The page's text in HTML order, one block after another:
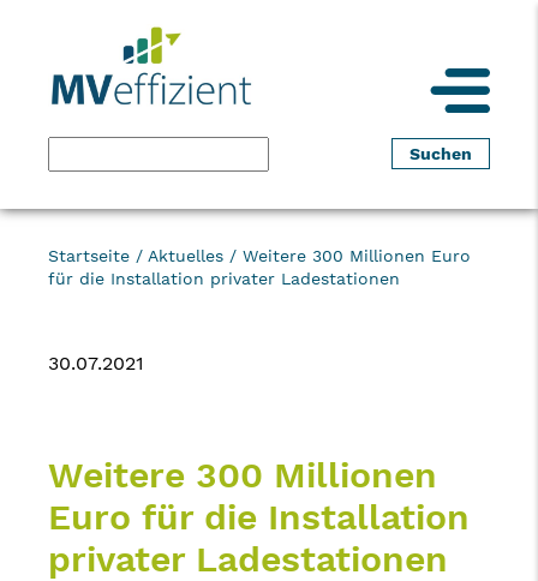
Startseite / Aktuelles / Weitere 300 Millionen Euro
für die Installation privater Ladestationen
30.07.2021
Weitere 300 Millionen
Euro für die Installation
privater Ladestationen